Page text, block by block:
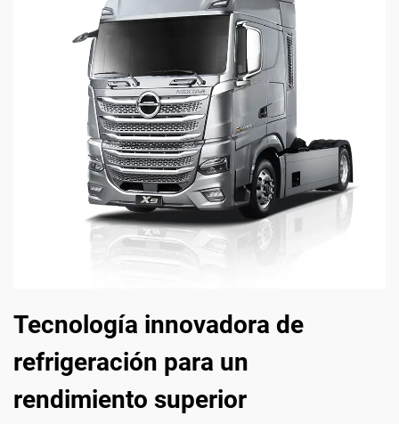
Tecnología innovadora de
refrigeración para un
rendimiento superior